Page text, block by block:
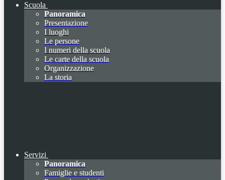
Scuola
Panoramica
Presentazione
I luoghi
Le persone
I numeri della scuola
Le carte della scuola
Organizzazione
La storia
Servizi
Panoramica
Famiglie e studenti